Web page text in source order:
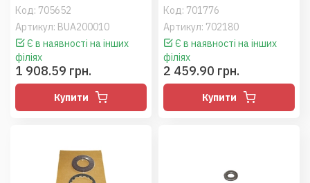
Код: 705652
Артикул: BUA200010
Є в наявності на інших
філіях
1 908.59 грн.
Купити
Код: 701776
Артикул: 702180
AVI-TWIN 110 06, Albuz,
Berthoud
Є в наявності на інших
філіях
2 459.90 грн.
Купити